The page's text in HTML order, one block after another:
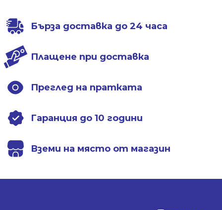
Бърза доставка до 24 часа
Плащене при доставка
Преглед на пратката
Гаранция до 10 години
Вземи на място от магазин